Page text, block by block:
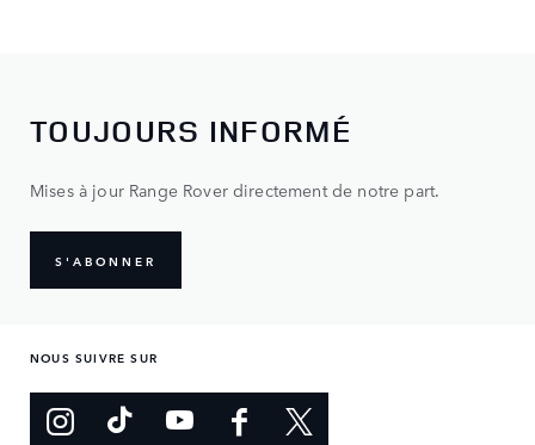
TOUJOURS INFORMÉ
Mises à jour Range Rover directement de notre part.
S'ABONNER
NOUS SUIVRE SUR